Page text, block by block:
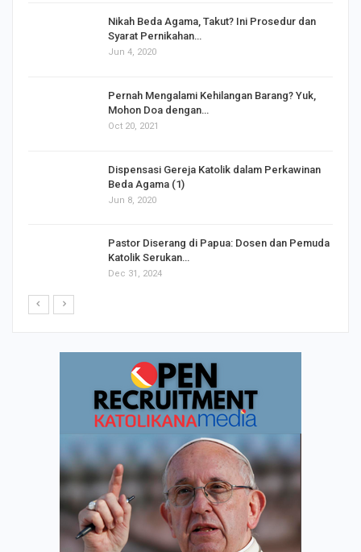
Nikah Beda Agama, Takut? Ini Prosedur dan
Syarat Pernikahan…
Jun 4, 2020
Pernah Mengalami Kehilangan Barang? Yuk,
Mohon Doa dengan…
Oct 20, 2021
Dispensasi Gereja Katolik dalam Perkawinan
Beda Agama (1)
Jun 8, 2020
Pastor Diserang di Papua: Dosen dan Pemuda
Katolik Serukan…
Dec 31, 2024